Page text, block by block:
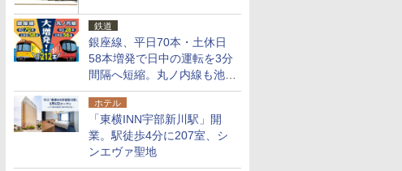
鉄道
銀座線、平日70本・土休日
58本増発で日中の運転を3分
間隔へ短縮。丸ノ内線も池袋
～中野坂上を4分間隔に
ホテル
「東横INN宇部新川駅」開
業。駅徒歩4分に207室、シ
ンエヴァ聖地